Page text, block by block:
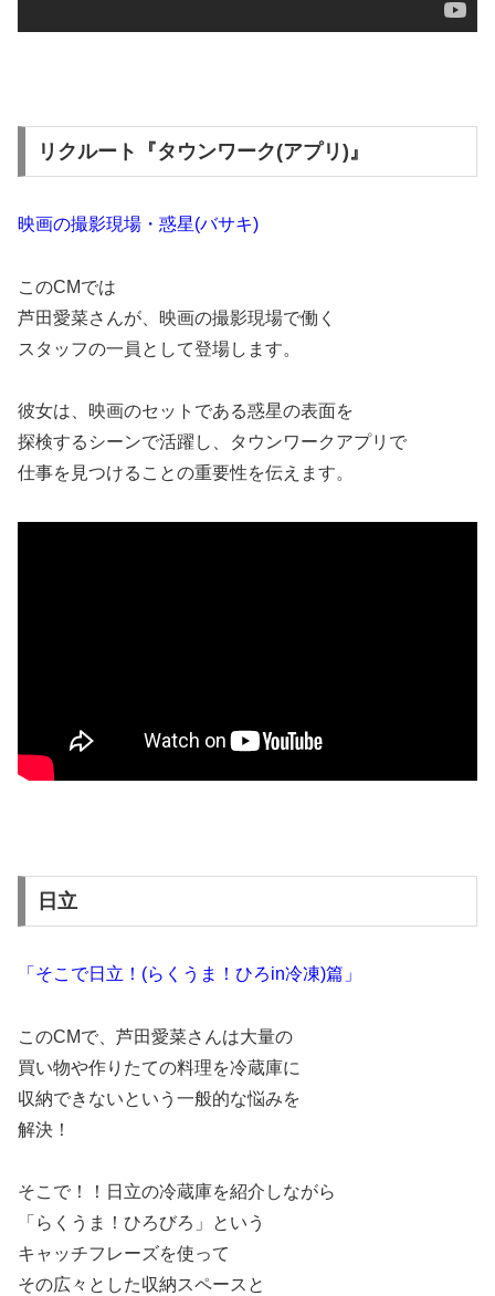
リクルート『タウンワーク(アプリ)』
映画の撮影現場・惑星(バサキ)
このCMでは
芦田愛菜さんが、映画の撮影現場で働く
スタッフの一員として登場します。
彼女は、映画のセットである惑星の表面を
探検するシーンで活躍し、タウンワークアプリで
仕事を見つけることの重要性を伝えます。
日立
「そこで日立！(らくうま！ひろin冷凍)篇」
このCMで、芦田愛菜さんは大量の
買い物や作りたての料理を冷蔵庫に
収納できないという一般的な悩みを
解決！
そこで！！日立の冷蔵庫を紹介しながら
「らくうま！ひろびろ」という
キャッチフレーズを使って
その広々とした収納スペースと